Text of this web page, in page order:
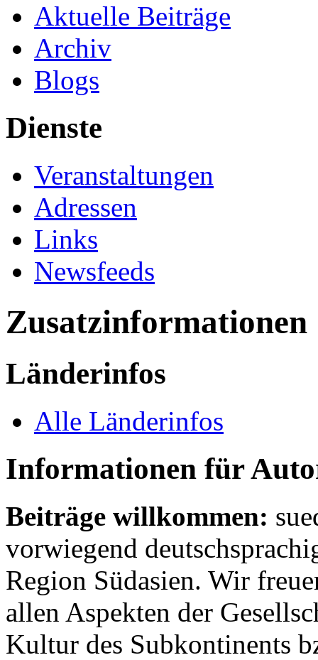
Aktuelle Beiträge
Archiv
Blogs
Dienste
Veranstaltungen
Adressen
Links
Newsfeeds
Zusatzinformationen
Länderinfos
Alle Länderinfos
Informationen für
Beiträge willkommen:
vorwiegend
Region Südasien. Wir
allen Aspekten der
Kultur des Subkontinents